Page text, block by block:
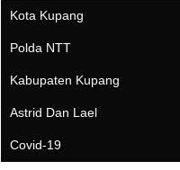
Astrid Dan Lael
Covid-19